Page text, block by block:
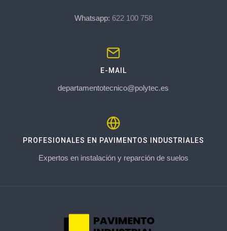
Whatsapp: 622 100 758
E-MAIL
departamentotecnico@polytec.es
PROFESIONALES EN PAVIMENTOS INDUSTRIALES
Expertos en instalación y reparción de suelos